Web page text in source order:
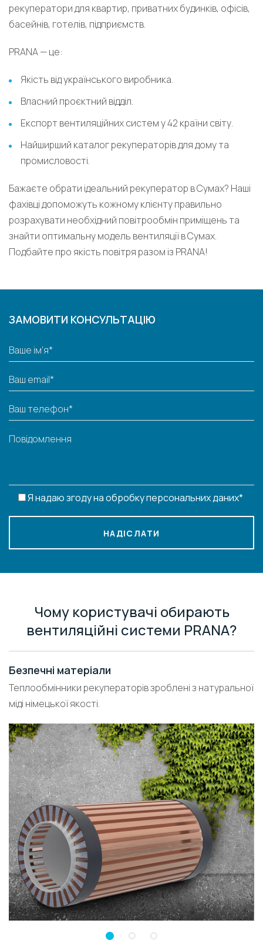
рекуператори для квартир, приватних будинків, офісів,
басейнів, готелів, підприємств.
PRANA — це:
Якість від українського виробника.
Власний проєктний відділ.
Експорт вентиляційних систем у 42 країни світу.
Найширший каталог рекуператорів для дому та
промисловості.
Бажаєте обрати ідеальний рекуператор в Сумах? Наші
фахівці допоможуть кожному клієнту правильно
розрахувати необхідний повітрообмін приміщень та
знайти оптимальну модель вентиляції в Сумах.
Подбайте про якість повітря разом із PRANA!
ЗАМОВИТИ КОНСУЛЬТАЦІЮ
Я надаю згоду на обробку персональних даних*
НАДІСЛАТИ
Чому користувачі обирають
вентиляційні системи PRANA?
Безпечні матеріали
Теплообмінники рекуператорів зроблені з натуральної
міді німецької якості.